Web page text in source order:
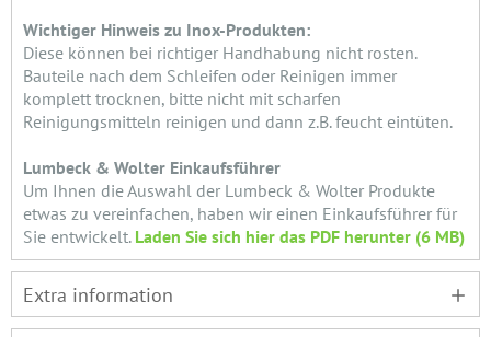
Wichtiger Hinweis zu Inox-Produkten:
Diese können bei richtiger Handhabung nicht rosten.
Bauteile nach dem Schleifen oder Reinigen immer
komplett trocknen, bitte nicht mit scharfen
Reinigungsmitteln reinigen und dann z.B. feucht eintüten.
Lumbeck & Wolter Einkaufsführer
Um Ihnen die Auswahl der Lumbeck & Wolter Produkte
etwas zu vereinfachen, haben wir einen Einkaufsführer für
Sie entwickelt. Laden Sie sich hier das PDF herunter (6 MB)
Extra information